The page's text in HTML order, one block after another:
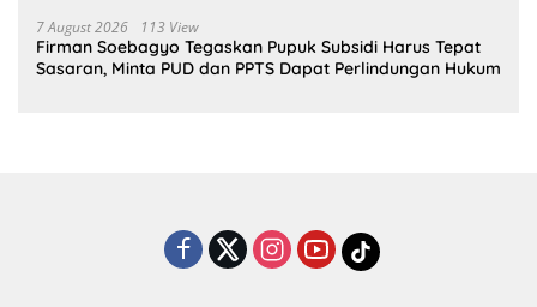
7 August 2026 113 View
Firman Soebagyo Tegaskan Pupuk Subsidi Harus Tepat
Sasaran, Minta PUD dan PPTS Dapat Perlindungan Hukum